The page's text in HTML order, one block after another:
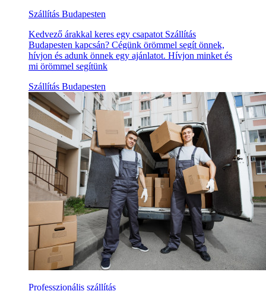
Szállítás Budapesten
Kedvező árakkal keres egy csapatot Szállítás
Budapesten kapcsán? Cégünk örömmel segít önnek,
hívjon és adunk önnek egy ajánlatot. Hívjon minket és
mi örömmel segítünk
Szállítás Budapesten
Professzionális szállítás